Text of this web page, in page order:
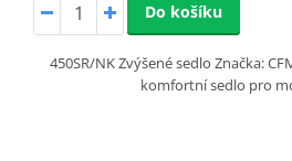
Do košíku
450SR/NK Zvýšené sedlo Značka:
komfortní sedlo pro